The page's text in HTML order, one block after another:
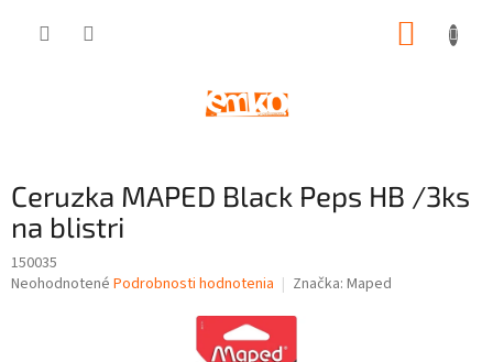
Ceruzka MAPED Black Peps HB /3ks
na blistri
150035
Priemerné
Neohodnotené Podrobnosti hodnotenia Značka: Maped